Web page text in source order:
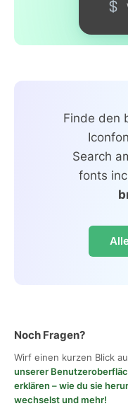
Finde den
Search
fonts
Noch Fragen?
Wirf einen kurzen Blick
unserer
erklären – wie du sie
wechselst und mehr!